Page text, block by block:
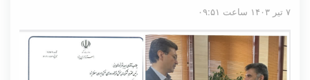
۷ تیر ۱۴۰۳ ساعت ۰۹:۵۱